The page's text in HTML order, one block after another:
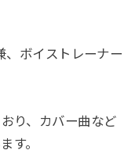
、ボイストレーナー
り、カバー曲など
す。